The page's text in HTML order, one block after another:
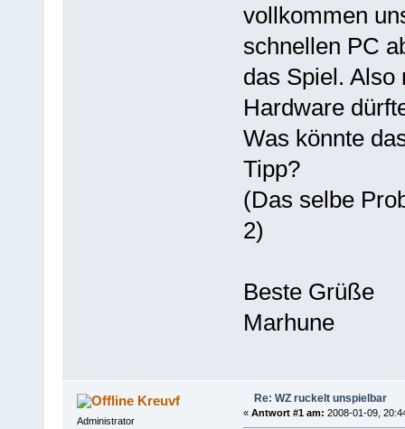
vollkommen
schnellen PC
das Spiel. Also
Hardware
Was könnte
Tipp?
(Das selbe
2)
Beste Grüße
Marhune
Kreuvf
Administrator
Re: WZ ruckelt unspielbar
« Antwort #1 am: 2008-01-09,